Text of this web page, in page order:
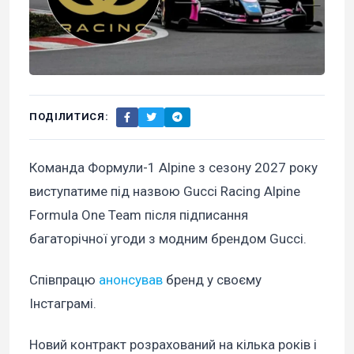
ПОДІЛИТИСЯ:
Команда Формули-1 Alpine з сезону 2027 року
виступатиме під назвою Gucci Racing Alpine
Formula One Team після підписання
багаторічної угоди з модним брендом Gucci.
Співпрацю анонсував бренд у своєму
Інстаграмі.
Новий контракт розрахований на кілька років і